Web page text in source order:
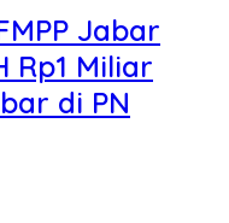
Jabar
Rp1 Miliar
di PN